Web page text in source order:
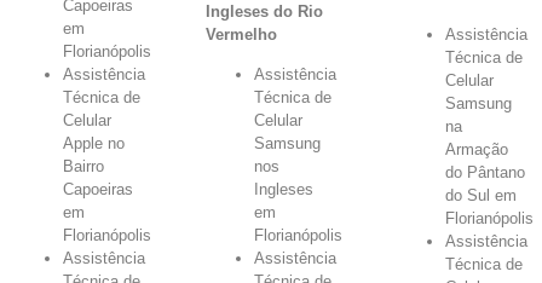
Capoeiras
em
Florianópolis
Assistência
Técnica de
Celular
Apple no
Bairro
Capoeiras
em
Florianópolis
Assistência
Ingleses do Rio
Vermelho
Assistência
Técnica de
Celular
Samsung
nos
Ingleses
em
Florianópolis
Assistência
Assistência
Técnica de
Celular
Samsung
na
Armação
do Pântano
do Sul em
Florianópolis
Assistência
Técnica de